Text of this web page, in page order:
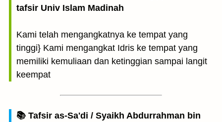
tafsir Univ Islam Madinah
Kami telah mengangkatnya ke tempat yang
tinggi} Kami mengangkat Idris ke tempat yang
memiliki kemuliaan dan ketinggian sampai langit
keempat
📚 Tafsir as-Sa'di / Syaikh Abdurrahman bin